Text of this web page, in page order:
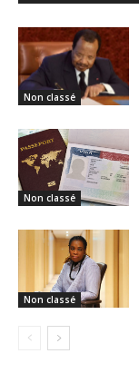
Non classé
Non classé
Non classé